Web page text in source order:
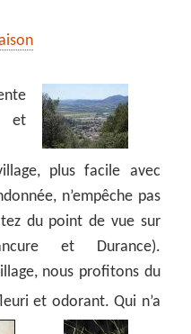
plus facile avec
n’empêche pas
du point de vue sur
et Durance).
nous profitons du
et odorant.Qui n’a